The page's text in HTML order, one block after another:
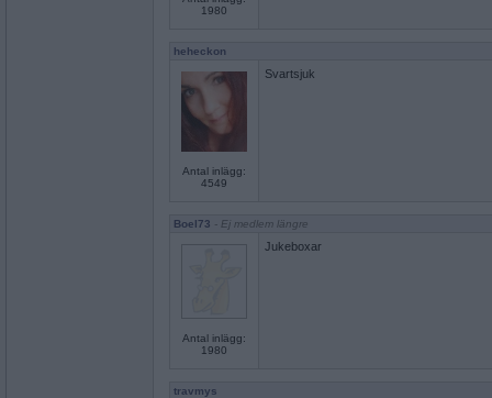
1980
heheckon
Antal inlägg:
4549
Svartsjuk
Boel73 - Ej medlem längre
Antal inlägg:
1980
Jukeboxar
travmys